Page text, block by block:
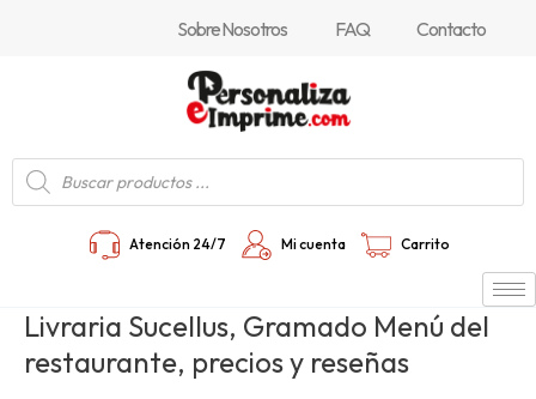
Sobre Nosotros FAQ Contacto
Búsqueda
de
productos
Atención 24/7 Mi cuenta Carrito
Livraria Sucellus, Gramado Menú del
restaurante, precios y reseñas
Livraria
Gramado